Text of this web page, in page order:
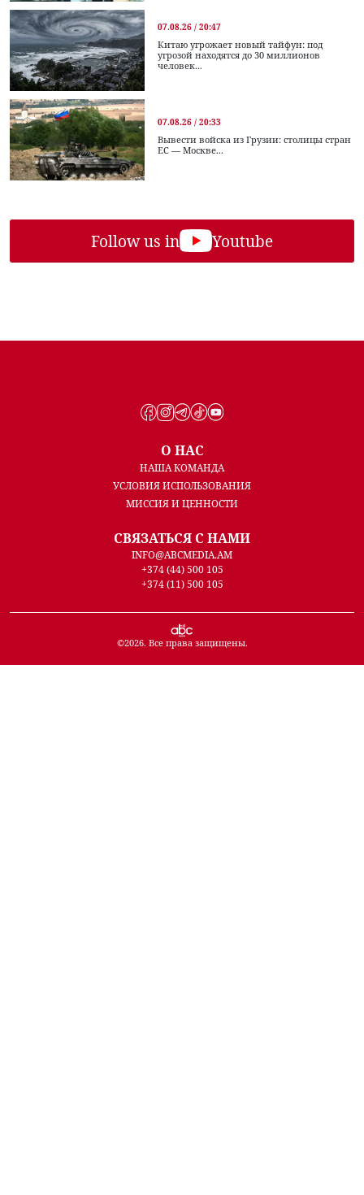
07.08.26 / 20:47
Китаю угрожает новый тайфун: под
угрозой находятся до 30 миллионов
человек...
07.08.26 / 20:33
Вывести войска из Грузии: столицы стран
ЕС — Москве...
Follow us in Youtube
О НАС
НАША КОМАНДА
УСЛОВИЯ ИСПОЛЬЗОВАНИЯ
МИССИЯ И ЦЕННОСТИ
СВЯЗАТЬСЯ С НАМИ
INFO@ABCMEDIA.AM
+374 (44) 500 105
+374 (11) 500 105
©2026. Все права защищены.